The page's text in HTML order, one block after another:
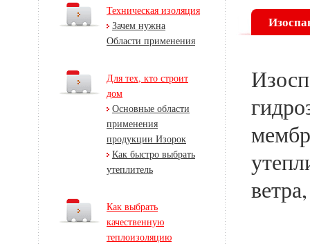
Техническая изоляция
Зачем нужна
Области применения
Для тех, кто строит
дом
Основные области
применения
продукции Изорок
Как быстро выбрать
утеплитель
Как выбрать
качественную
теплоизоляцию